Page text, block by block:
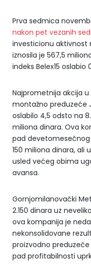
Prva sedmica
nakon pet vezanih
investicionu aktivnost
iznosila je 567,5
indeks Belex15 oslabio
Najprometnija akcija
montažno preduzeće
oslabilo 4,5 odsto na
miliona dinara. Ova
pad devetomesečnog
150 miliona dinara, ali
usled većeg obima
avansa.
Gornjomilanovački
2.150 dinara uz
ova kompanija je
nekonsolidovane
proizvodno
pad profitabilnosti